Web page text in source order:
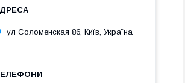
ул Соломенская 86, Київ, Україна